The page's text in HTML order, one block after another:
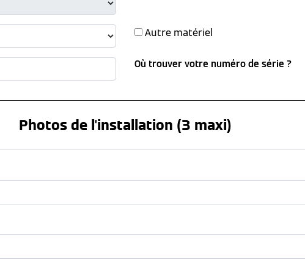
Autre matériel
Où trouver votre numéro de série ?
Photos de l'installation (3 maxi)